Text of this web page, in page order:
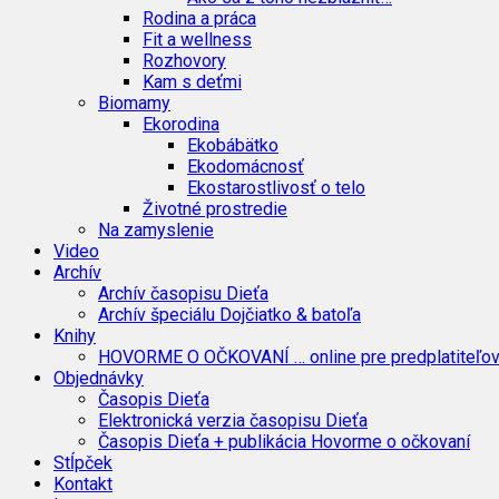
Rodina a práca
Fit a wellness
Rozhovory
Kam s deťmi
Biomamy
Ekorodina
Ekobábätko
Ekodomácnosť
Ekostarostlivosť o telo
Životné prostredie
Na zamyslenie
Video
Archív
Archív časopisu Dieťa
Archív špeciálu Dojčiatko & batoľa
Knihy
HOVORME O OČKOVANÍ … online pre predplatiteľov
Objednávky
Časopis Dieťa
Elektronická verzia časopisu Dieťa
Časopis Dieťa + publikácia Hovorme o očkovaní
Stĺpček
Kontakt